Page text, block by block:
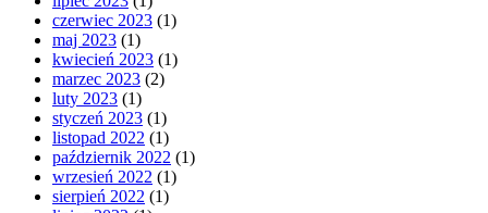
czerwiec 2023 (1)
maj 2023 (1)
kwiecień 2023 (1)
marzec 2023 (2)
luty 2023 (1)
styczeń 2023 (1)
listopad 2022 (1)
październik 2022 (1)
wrzesień 2022 (1)
sierpień 2022 (1)